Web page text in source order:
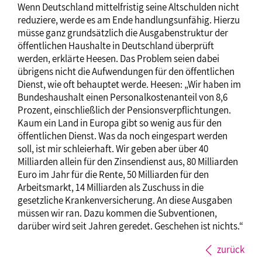
Wenn Deutschland mittelfristig seine Altschulden nicht
reduziere, werde es am Ende handlungsunfähig. Hierzu
müsse ganz grundsätzlich die Ausgabenstruktur der
öffentlichen Haushalte in Deutschland überprüft
werden, erklärte Heesen. Das Problem seien dabei
übrigens nicht die Aufwendungen für den öffentlichen
Dienst, wie oft behauptet werde. Heesen: „Wir haben im
Bundeshaushalt einen Personalkostenanteil von 8,6
Prozent, einschließlich der Pensionsverpflichtungen.
Kaum ein Land in Europa gibt so wenig aus für den
öffentlichen Dienst. Was da noch eingespart werden
soll, ist mir schleierhaft. Wir geben aber über 40
Milliarden allein für den Zinsendienst aus, 80 Milliarden
Euro im Jahr für die Rente, 50 Milliarden für den
Arbeitsmarkt, 14 Milliarden als Zuschuss in die
gesetzliche Krankenversicherung. An diese Ausgaben
müssen wir ran. Dazu kommen die Subventionen,
darüber wird seit Jahren geredet. Geschehen ist nichts.“
zurück